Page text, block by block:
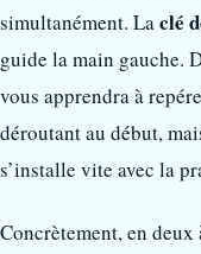
simultanément. Laclé
guide la main gauche.
vous apprendra à
déroutant au début,
s’installe vite avec la
Concrètement, en